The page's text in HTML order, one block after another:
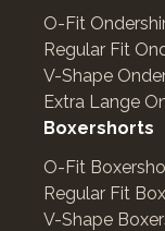
O-Fit
Regular Fit
V-Shape
Extra Lange
Boxershorts
O-Fit
Regular Fit
V-Shape